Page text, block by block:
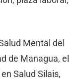
Mental del
de Managua, el
Salud Silais,